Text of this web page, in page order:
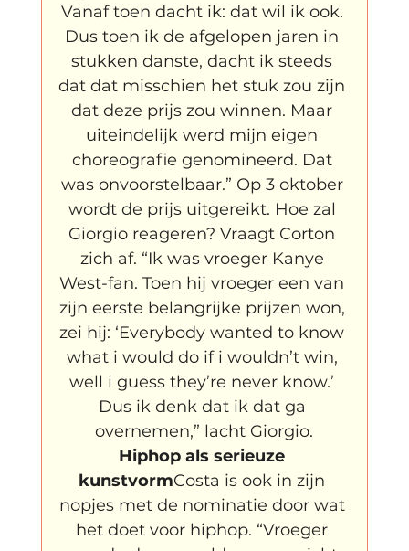
Vanaf toen dacht ik: dat wil ik ook.
Dus toen ik de afgelopen jaren in
stukken danste, dacht ik steeds
dat dat misschien het stuk zou zijn
dat deze prijs zou winnen. Maar
uiteindelijk werd mijn eigen
choreografie genomineerd. Dat
was onvoorstelbaar.” Op 3 oktober
wordt de prijs uitgereikt. Hoe zal
Giorgio reageren? Vraagt Corton
zich af. “Ik was vroeger Kanye
West-fan. Toen hij vroeger een van
zijn eerste belangrijke prijzen won,
zei hij: ‘Everybody wanted to know
what i would do if i wouldn’t win,
well i guess they’re never know.’
Dus ik denk dat ik dat ga
overnemen,” lacht Giorgio.
Hiphop als serieuze
kunstvormCosta is ook in zijn
nopjes met de nominatie door wat
het doet voor hiphop. “Vroeger